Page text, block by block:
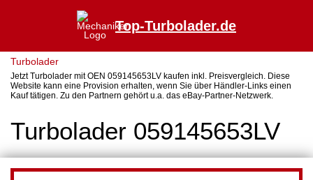
Top-Turbolader.de
Turbolader
Jetzt Turbolader mit OEN 059145653LV kaufen inkl. Preisvergleich. Diese
Website kann eine Provision erhalten, wenn Sie über Händler-Links einen
Kauf tätigen. Zu den Partnern gehört u.a. das eBay-Partner-Netzwerk.
Turbolader 059145653LV